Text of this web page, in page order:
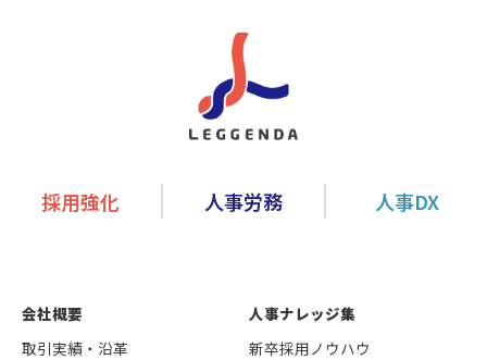
採用強化 人事労務 人事DX
会社概要
取引実績・沿革
人事ナレッジ集
新卒採用ノウハウ